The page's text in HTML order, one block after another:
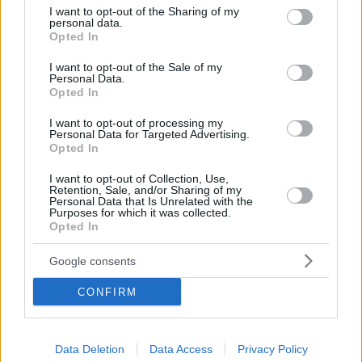
not limited to your visit or usage behaviour. You may click to
grant or deny consent to Google and its third-party tags to
use your data for below specified purposes in below Google
consent section.
I want to opt-out of the Sharing of my
personal data.
Opted In
I want to opt-out of the Sale of my
Personal Data.
Opted In
I want to opt-out of processing my
Personal Data for Targeted Advertising.
Opted In
I want to opt-out of Collection, Use,
Retention, Sale, and/or Sharing of my
Personal Data that Is Unrelated with the
Purposes for which it was collected.
Opted In
Google consents
CONFIRM
Data Deletion Data Access Privacy Policy
σημειωθεί τον
Μάιο του 2026
στη Δανία
τουρίστα στη
Μύκονο, τα
έκρυψε κάτω από
βράχους
Ο 34χρονος
φέρεται να πήρε
ως «ενέχυρο» τα
πολύτιμα
αντικείμενα για
την πληρωμή της
διαδρομής και
στη συνέχεια
εξαφανίστηκε –
Συνελήφθη από
την ΕΛ.ΑΣ., τα
κλοπιμαία
βρέθηκαν κοντά
στον Ιερό Ναό
Μυστήριο γύρω
από τον θάνατο
68χρονου που
εντοπίστηκε
νεκρός στο σπίτι
του στις Σέρρες,
ιατροδικαστής
04.08.2026, 14:28 7